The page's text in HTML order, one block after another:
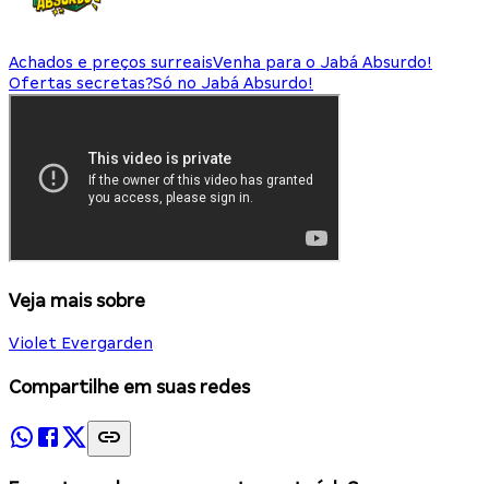
Achados e preços surreaisVenha para o Jabá Absurdo!
Ofertas secretas?Só no Jabá Absurdo!
Veja mais sobre
Violet Evergarden
Compartilhe em suas redes